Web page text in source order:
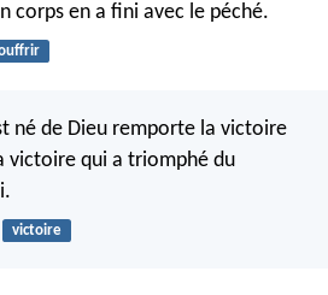
corps en a fini avec le péché.
né de Dieu remporte la victoire
victoire qui a triomphé du
victoire